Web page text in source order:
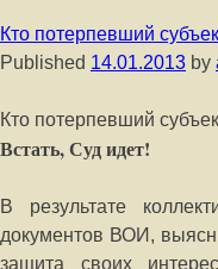
Кто потерпевший
Published 14.01.2013 by
Кто потерпевший
Встать, Суд идет!
В результате
документов ВОИ,
защита своих